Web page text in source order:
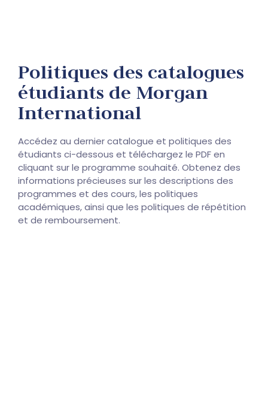
Politiques des catalogues
étudiants de Morgan
International
Accédez au dernier catalogue et politiques des
étudiants ci-dessous et téléchargez le PDF en
cliquant sur le programme souhaité. Obtenez des
informations précieuses sur les descriptions des
programmes et des cours, les politiques
académiques, ainsi que les politiques de répétition
et de remboursement.